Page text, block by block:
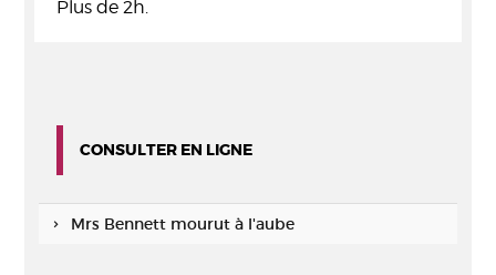
Plus de 2h.
CONSULTER EN LIGNE
Mrs Bennett mourut à l'aube